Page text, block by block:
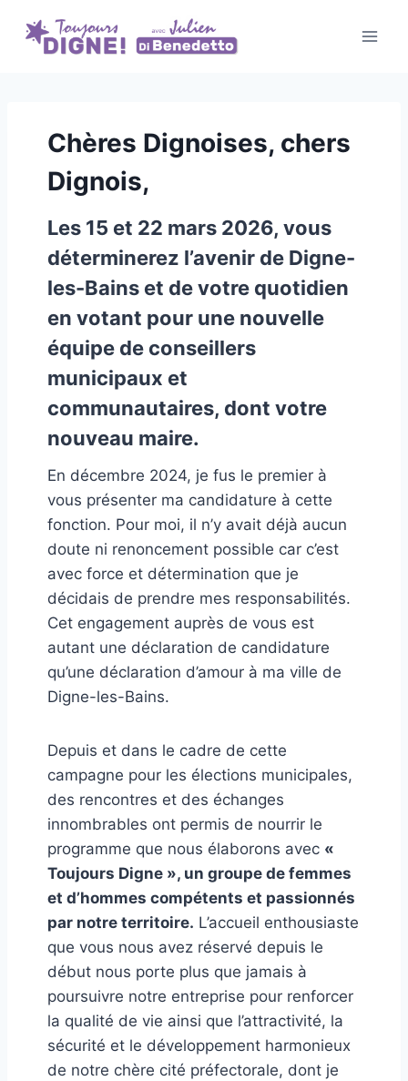
contenu
Chères Dignoises, chers
Dignois,
Les 15 et 22 mars 2026, vous
déterminerez l’avenir de Digne-
les-Bains et de votre quotidien
en votant pour une nouvelle
équipe de conseillers
municipaux et
communautaires, dont votre
nouveau maire.
En décembre 2024, je fus le premier à
vous présenter ma candidature à cette
fonction. Pour moi, il n’y avait déjà aucun
doute ni renoncement possible car c’est
avec force et détermination que je
décidais de prendre mes responsabilités.
Cet engagement auprès de vous est
autant une déclaration de candidature
qu’une déclaration d’amour à ma ville de
Digne-les-Bains.
Depuis et dans le cadre de cette
campagne pour les élections municipales,
des rencontres et des échanges
innombrables ont permis de nourrir le
programme que nous élaborons avec «
Toujours Digne », un groupe de femmes
et d’hommes compétents et passionnés
par notre territoire. L’accueil enthousiaste
que vous nous avez réservé depuis le
début nous porte plus que jamais à
poursuivre notre entreprise pour renforcer
la qualité de vie ainsi que l’attractivité, la
sécurité et le développement harmonieux
de notre chère cité préfectorale, dont je